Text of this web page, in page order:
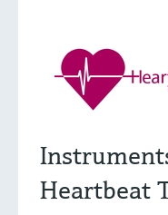
Heartbeat